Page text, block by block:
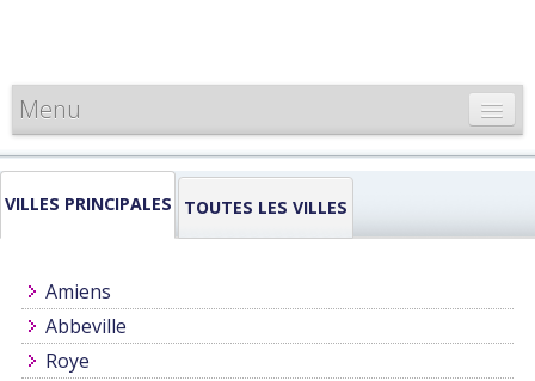
Menu
CARTE DE FRANCE
INFORMATIONS
VILLES PRINCIPALES TOUTES LES VILLES
Amiens
Abbeville
Roye